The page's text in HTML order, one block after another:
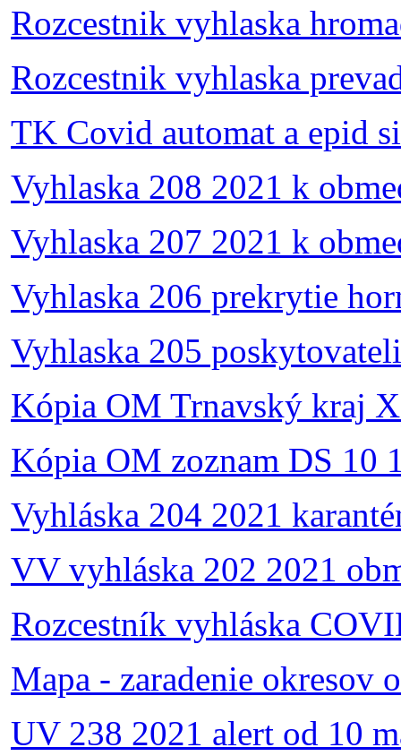
Rozcestnik vyhlaska
Rozcestnik vyhlaska
TK Covid automat a epid
Vyhlaska 208 2021 k
Vyhlaska 207 2021 k
Vyhlaska 206 prekrytie
Vyhlaska 205
Kópia OM Trnavský kraj
Kópia OM zoznam DS 10
Vyhláska 204 2021
VV vyhláska 202 2021
Rozcestník vyhláska
Mapa - zaradenie okresov
UV 238 2021 alert od 10